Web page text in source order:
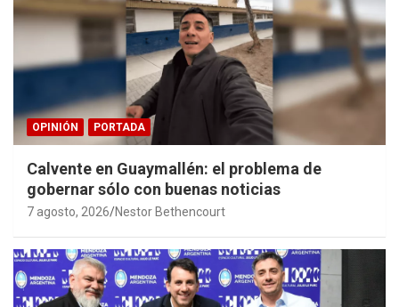
OPINIÓN PORTADA
Calvente en Guaymallén: el problema de
gobernar sólo con buenas noticias
7 agosto, 2026 Nestor Bethencourt